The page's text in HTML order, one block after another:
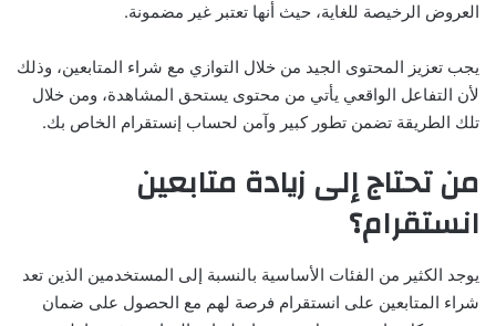
العروض الرخيصة للغاية، حيث أنها تعتبر غير مضمونة.
يجب تعزيز المحتوى الجيد من خلال التوازي مع شراء المتابعين، وذلك
لأن التفاعل الواقعي يأتي من محتوى يستحق المشاهدة، ومن خلال
تلك الطريقة تضمن تطور كبير وآمن لحساب إنستقرام الخاص بك.
من تحتاج إلى زيادة متابعين
انستقرام؟
يوجد الكثير من الفئات الأساسية بالنسبة إلى المستخدمين الذين تعد
شراء المتابعين على انستقرام فرصة لهم مع الحصول على ضمان